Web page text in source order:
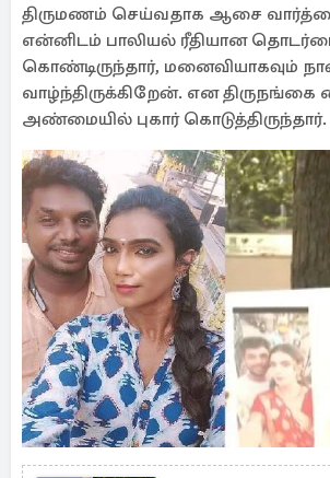
திருமணம் செய்வதாக ஆசை
என்னிடம் பாலியல் ரீதியான
கொண்டிருந்தார், மனைவியாகவும்
வாழ்ந்திருக்கிறேன். என திருநங்கை
அண்மையில் புகார் கொடுத்திருந்தார்.